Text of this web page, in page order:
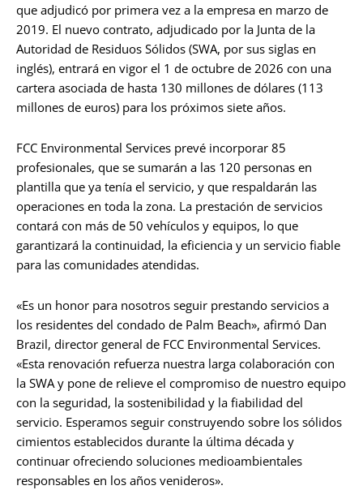
que adjudicó por primera vez a la empresa en marzo de
2019. El nuevo contrato, adjudicado por la Junta de la
Autoridad de Residuos Sólidos (SWA, por sus siglas en
inglés), entrará en vigor el 1 de octubre de 2026 con una
cartera asociada de hasta 130 millones de dólares (113
millones de euros) para los próximos siete años.
FCC Environmental Services prevé incorporar 85
profesionales, que se sumarán a las 120 personas en
plantilla que ya tenía el servicio, y que respaldarán las
operaciones en toda la zona. La prestación de servicios
contará con más de 50 vehículos y equipos, lo que
garantizará la continuidad, la eficiencia y un servicio fiable
para las comunidades atendidas.
«Es un honor para nosotros seguir prestando servicios a
los residentes del condado de Palm Beach», afirmó Dan
Brazil, director general de FCC Environmental Services.
«Esta renovación refuerza nuestra larga colaboración con
la SWA y pone de relieve el compromiso de nuestro equipo
con la seguridad, la sostenibilidad y la fiabilidad del
servicio. Esperamos seguir construyendo sobre los sólidos
cimientos establecidos durante la última década y
continuar ofreciendo soluciones medioambientales
responsables en los años venideros».